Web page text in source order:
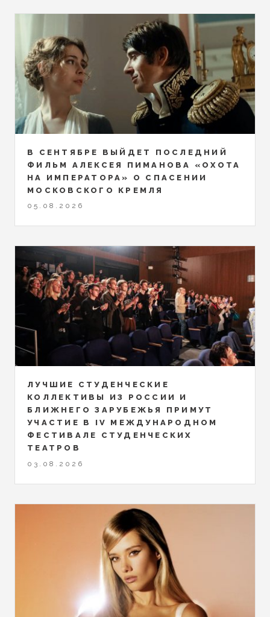
В СЕНТЯБРЕ ВЫЙДЕТ ПОСЛЕДНИЙ
ФИЛЬМ АЛЕКСЕЯ ПИМАНОВА «ОХОТА
НА ИМПЕРАТОРА» О СПАСЕНИИ
МОСКОВСКОГО КРЕМЛЯ
05.08.2026
ЛУЧШИЕ СТУДЕНЧЕСКИЕ
КОЛЛЕКТИВЫ ИЗ РОССИИ И
БЛИЖНЕГО ЗАРУБЕЖЬЯ ПРИМУТ
УЧАСТИЕ В IV МЕЖДУНАРОДНОМ
ФЕСТИВАЛЕ СТУДЕНЧЕСКИХ
ТЕАТРОВ
03.08.2026